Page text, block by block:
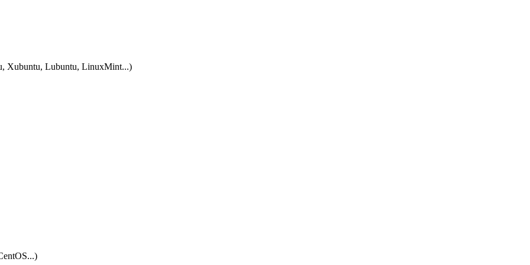
Xubuntu, Lubuntu, LinuxMint...)